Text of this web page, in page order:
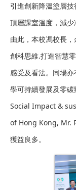
引進創新降溫塗層
頂層課室溫度，減少
由此，本校馮校長
創科思維.打造智慧
感受及看法。同場
學可持續發展及零
Social Impact &
of Hong Kong, Mr.
獲益良多。